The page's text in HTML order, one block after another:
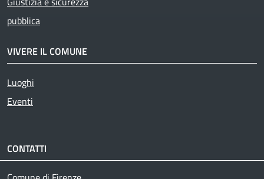
pubblica
VIVERE IL COMUNE
Luoghi
Eventi
CONTATTI